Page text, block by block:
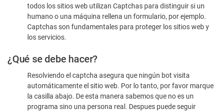
humano
todos los sitios web utilizan Captchas para distinguir si un
humano o una máquina rellena un formulario, por ejemplo.
Captchas son fundamentales para proteger los sitios web y
los servicios.
¿Qué se debe hacer?
Resolviendo el captcha asegura que ningún bot visita
automáticamente el sitio web. Por lo tanto, por favor marque
la casilla abajo. De esta manera sabemos que no es un
programa sino una persona real. Despues puede seguir